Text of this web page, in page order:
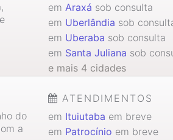
em Araxá sob consulta
em Uberlândia sob
em Uberaba sob consulta
em Santa Juliana sob
e mais 4 cidades
do
a
ATENDIMENTOS
em Ituiutaba em breve
em Patrocínio em breve